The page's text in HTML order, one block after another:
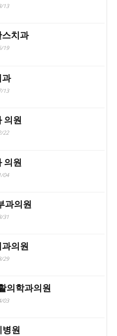
13
스치과
19
과
13
의원
22
의원
04
과의원
31
의원
29
의학과의원
03
병원